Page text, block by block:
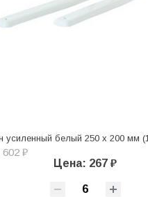
усиленный белый 250 х 200 мм
₽
Цена: 267 ₽